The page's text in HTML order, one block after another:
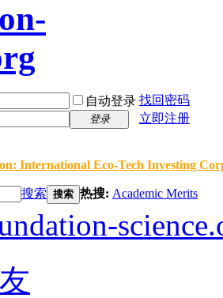
自动登录 找回密码
登录
立即注册
International Eco-Tech Investing
搜索 搜索 热搜: Academic Merits